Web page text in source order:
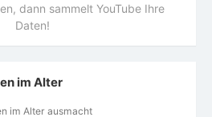
dann sammelt YouTube Ihre
Daten!
im Alter
im Alter ausmacht